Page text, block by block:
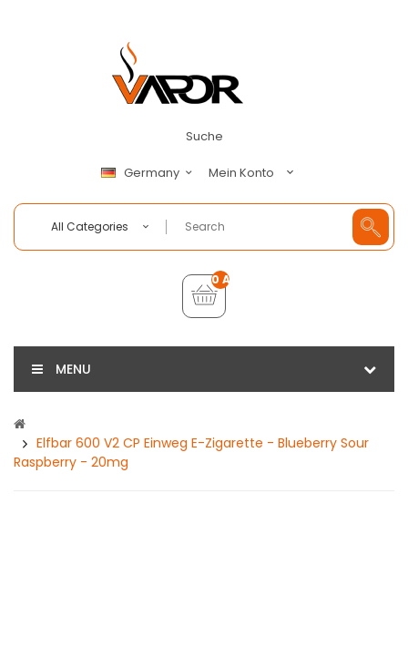
Suche
Germany Mein Konto
All Categories
0 Artikel - €0,00
MENU
Elfbar 600 V2 CP Einweg E-Zigarette - Blueberry Sour
Raspberry - 20mg